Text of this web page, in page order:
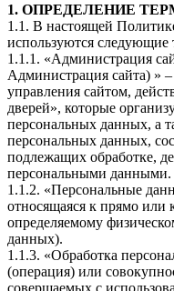
1. ОПРЕДЕЛЕНИЕ
1.1. В настоящей
используются следующие
1.1.1. «Администрация
Администрация сайта) »
управления сайтом,
дверей», которые
персональных данных, а
персональных данных,
подлежащих обработке,
персональными данными.
1.1.2. «Персональные
относящаяся к прямо или
определяемому
данных).
1.1.3. «Обработка
(операция) или
совершаемых с